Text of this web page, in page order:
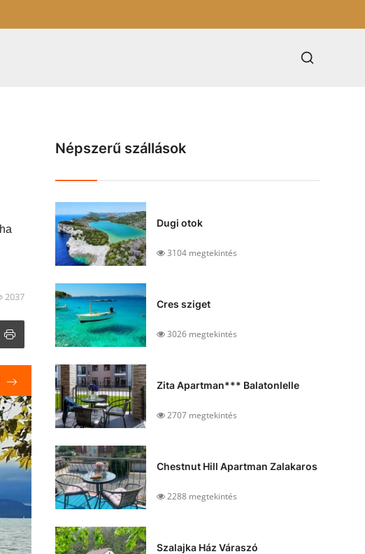
2037
Népszerű szállások
Dugi otok
3104 megtekintés
Cres sziget
3026 megtekintés
Zita Apartman*** Balatonlelle
2707 megtekintés
Chestnut Hill Apartman Zalakaros
2288 megtekintés
Szalajka Ház Váraszó